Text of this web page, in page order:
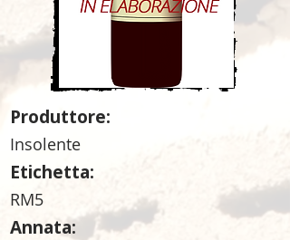
Produttore:
Insolente
Etichetta:
RM5
Annata: